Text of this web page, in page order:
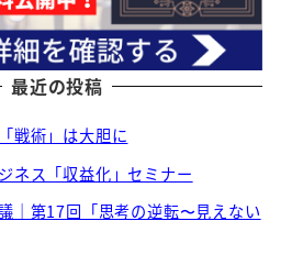
最近の投稿
戦術」は大胆に
ネス「収益化」セミナー
｜第17回「思考の逆転〜見えない